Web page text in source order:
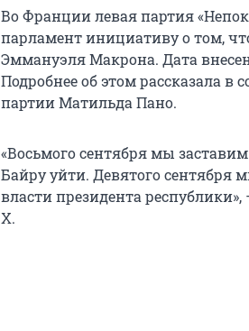
Во Франции левая партия
парламент инициативу о том,
Эммануэля Макрона. Дата
Подробнее об этом рассказала
партии Матильда Пано.
«Восьмого сентября мы
Байру уйти. Девятого
власти президента
X.